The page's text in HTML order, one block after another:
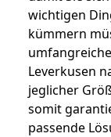
wichtigen
kümmern
Leverkusen
jeglicher
somit
passende